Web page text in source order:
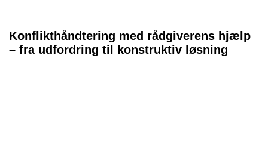
Konflikthåndtering med rådgiverens hjælp
– fra udfordring til konstruktiv løsning